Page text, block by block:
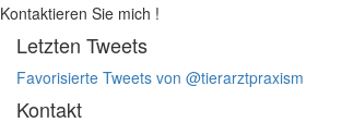
Kontaktieren Sie mich !
Letzten Tweets
Favorisierte Tweets von @tierarztpraxism
Kontakt